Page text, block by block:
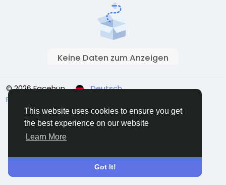
This website uses cookies to ensure you get
the best experience on our website
Learn More
Got It!
Keine Daten zum Anzeigen
© 2026 Facehun
Deutsch
Rólunk
Kontaktieren Sie uns Verzeichnis